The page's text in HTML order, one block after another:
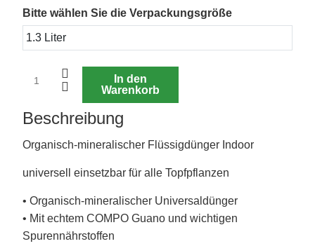
Bitte wählen Sie die Verpackungsgröße
In den
Warenkorb
Beschreibung
Organisch-mineralischer Flüssigdünger Indoor
universell einsetzbar für alle Topfpflanzen
• Organisch-mineralischer Universaldünger
• Mit echtem COMPO Guano und wichtigen
Spurennährstoffen